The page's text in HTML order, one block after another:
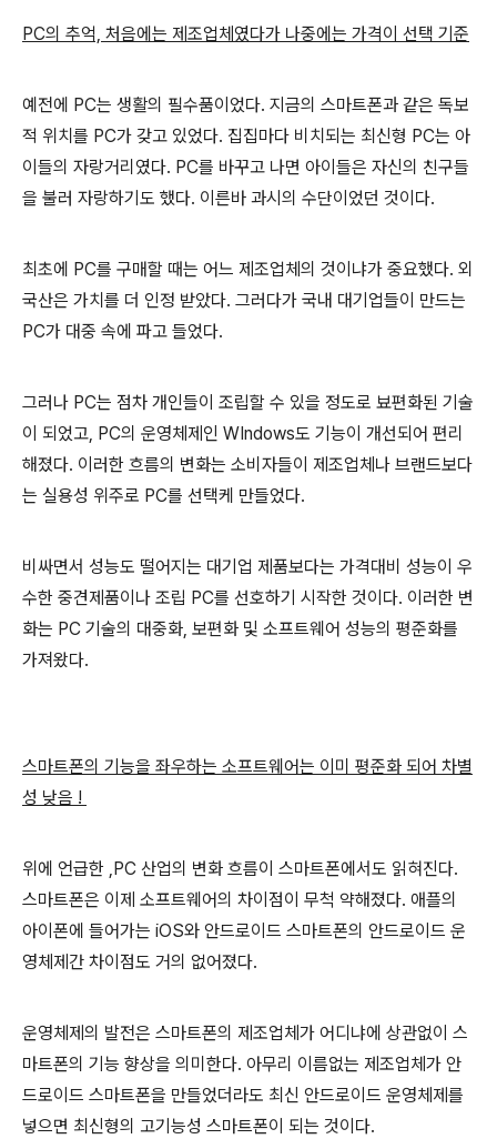
PC의 추억, 처음에는 제조업체였다가 나중에는 가격이 선택 기준
예전에 PC는 생활의 필수품이었다. 지금의 스마트폰과 같은 독보
적 위치를 PC가 갖고 있었다. 집집마다 비치되는 최신형 PC는 아
이들의 자랑거리였다. PC를 바꾸고 나면 아이들은 자신의 친구들
을 불러 자랑하기도 했다. 이른바 과시의 수단이었던 것이다.
최초에 PC를 구매할 때는 어느 제조업체의 것이냐가 중요했다. 외
국산은 가치를 더 인정 받았다. 그러다가 국내 대기업들이 만드는
PC가 대중 속에 파고 들었다.
그러나 PC는 점차 개인들이 조립할 수 있을 정도로 뵤편화된 기술
이 되었고, PC의 운영체제인 WIndows도 기능이 개선되어 편리
해졌다. 이러한 흐름의 변화는 소비자들이 제조업체나 브랜드보다
는 실용성 위주로 PC를 선택케 만들었다.
비싸면서 성능도 떨어지는 대기업 제품보다는 가격대비 성능이 우
수한 중견제품이나 조립 PC를 선호하기 시작한 것이다. 이러한 변
화는 PC 기술의 대중화, 보편화 및 소프트웨어 성능의 평준화를
가져왔다.
스마트폰의 기능을 좌우하는 소프트웨어는 이미 평준화 되어 차별
성 낮음 !
위에 언급한 ,PC 산업의 변화 흐름이 스마트폰에서도 읽혀진다.
스마트폰은 이제 소프트웨어의 차이점이 무척 약해졌다. 애플의
아이폰에 들어가는 iOS와 안드로이드 스마트폰의 안드로이드 운
영체제간 차이점도 거의 없어졌다.
운영체제의 발전은 스마트폰의 제조업체가 어디냐에 상관없이 스
마트폰의 기능 향상을 의미한다. 아무리 이름없는 제조업체가 안
드로이드 스마트폰을 만들었더라도 최신 안드로이드 운영체제를
넣으면 최신형의 고기능성 스마트폰이 되는 것이다.